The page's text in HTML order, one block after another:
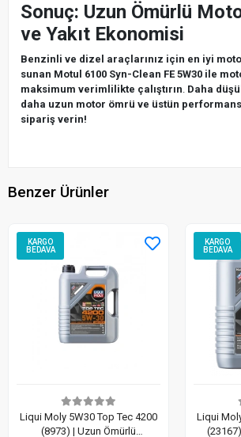
Sonuç: Uzun Ömürlü
ve Yakıt Ekonomisi
Benzinli ve dizel araçlarınız için en iyi
sunan Motul 6100 Syn-Clean FE 5W30 ile
maksimum verimlilikte çalıştırın. Daha
daha uzun motor ömrü ve üstün
sipariş verin!
Benzer Ürünler
KARGO
BEDAVA
Liqui Moly 5W30 Top Tec 4200
(8973) | Uzun Ömürlü
KARGO
BEDAVA
Liqui